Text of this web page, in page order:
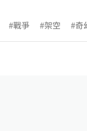
#戰爭 #架空 #奇